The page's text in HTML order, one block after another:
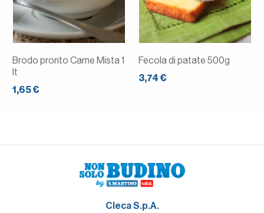
Brodo pronto Carne Mista 1
lt
1,65 €
Fecola di patate 500g
3,74 €
Cleca S.p.A.